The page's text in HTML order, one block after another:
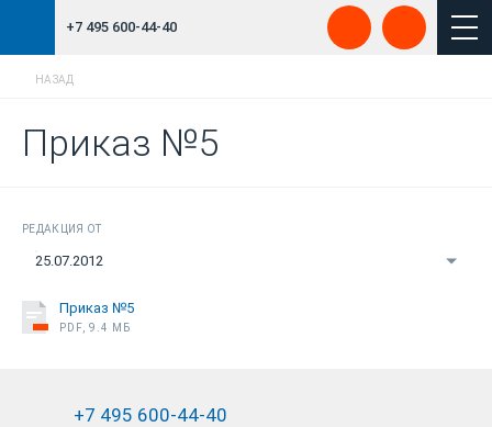
+7 495 600-44-40
НАЗАД
Приказ №5
РЕДАКЦИЯ ОТ
25.07.2012
Приказ №5
PDF, 9.4 МБ
+7 495 600-44-40